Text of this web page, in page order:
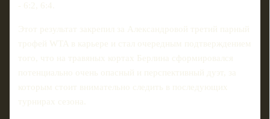
- 6:2, 6:4.
Этот результат закрепил за Александровой третий парный
трофей WTA в карьере и стал очередным подтверждением
того, что на травяных кортах Берлина сформировался
потенциально очень опасный и перспективный дуэт, за
которым стоит внимательно следить в последующих
турнирах сезона.